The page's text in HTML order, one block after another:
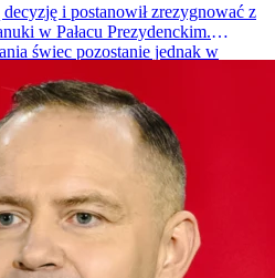
i postanowił zrezygnować z
w Pałacu Prezydenckim.
świec pozostanie jednak w